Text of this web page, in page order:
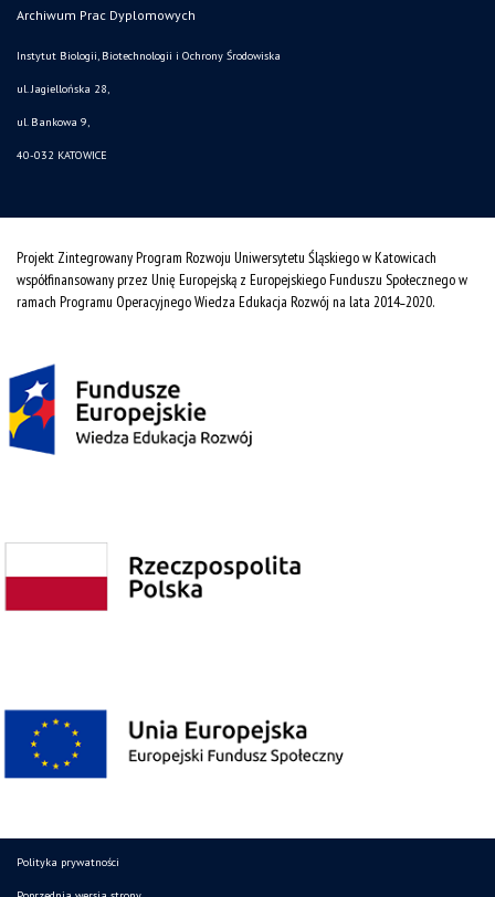
Archiwum Prac Dyplomowych
Instytut Biologii, Biotechnologii i Ochrony Środowiska
ul. Jagiellońska 28,
ul. Bankowa 9,
40-032 KATOWICE
Projekt Zintegrowany Program Rozwoju Uniwersytetu Śląskiego w Katowicach
współfinansowany przez Unię Europejską z Europejskiego Funduszu Społecznego w
ramach Programu Operacyjnego Wiedza Edukacja Rozwój na lata 2014˗2020.
Polityka prywatności